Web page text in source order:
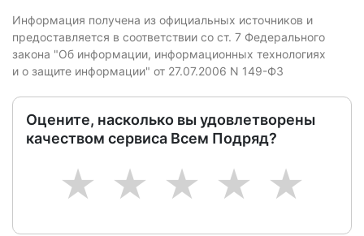
Информация получена из официальных источников и
предоставляется в соответствии со ст. 7 Федерального
закона "Об информации, информационных технологиях
и о защите информации" от 27.07.2006 N 149-ФЗ
Оцените, насколько вы удовлетворены
качеством сервиса Всем Подряд?
5
4
3
2
1